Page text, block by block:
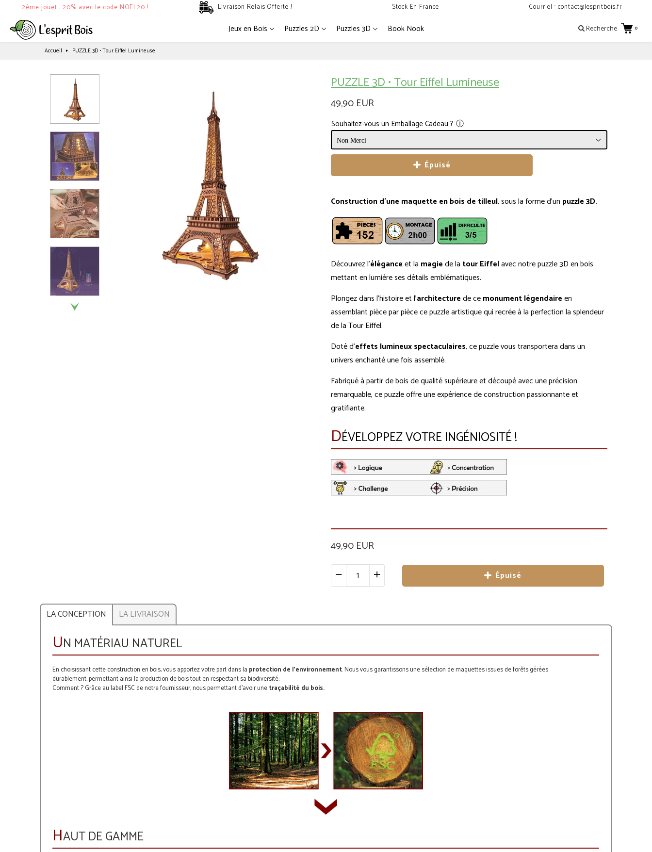
2ème jouet : 20% avec le code NOEL20 ! Livraison Relais Offerte ! Stock En France Courriel : contact@lespritbois.fr
Recherche 0
Jeux en Bois Puzzles 2D Puzzles 3D Book Nook
Accueil PUZZLE 3D • Tour Eiffel Lumineuse
PUZZLE 3D • Tour Eiffel Lumineuse
49,90 EUR
Souhaitez-vous un Emballage Cadeau ? ⓘ
Épuisé
Construction d'une maquette en bois de tilleul, sous la forme d'un puzzle 3D.
Découvrez l'éléganceet la magiede la tour Eiffelavec notre puzzle 3D en bois
mettant en lumière ses détails emblématiques.
Plongez dans l'histoire et l'architecturede cemonument légendaireen
assemblant pièce par pièce ce puzzle artistique qui recrée à la perfection la splendeur
de la Tour Eiffel.
Doté d'effets lumineux spectaculaires, ce puzzle vous transportera dans un
univers enchanté une fois assemblé.
Fabriqué à partir de bois de qualité supérieure et découpé avec une précision
remarquable, ce puzzle offre une expérience de construction passionnante et
gratifiante.
DÉVELOPPEZ VOTRE INGÉNIOSITÉ !
49,90 EUR
Épuisé
LA CONCEPTION LA LIVRAISON
UN MATÉRIAU NATUREL
En choisissant cette construction en bois, vous apportez votre part dans la protection de l’environnement. Nous vous garantissons une sélection de maquettes issues de forêts gérées
durablement, permettant ainsi la production de bois tout en respectant sa biodiversité.
Comment ? Grâce au label FSC de notre fournisseur, nous permettant d’avoir unetraçabilité du bois.
HAUT DE GAMME